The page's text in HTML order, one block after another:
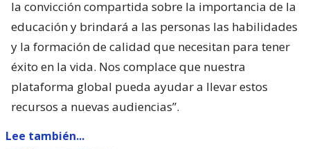
la convicción compartida sobre la importancia de la
educación y brindará a las personas las habilidades
y la formación de calidad que necesitan para tener
éxito en la vida. Nos complace que nuestra
plataforma global pueda ayudar a llevar estos
recursos a nuevas audiencias”.
Lee también...